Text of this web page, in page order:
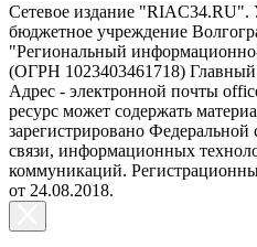
Сетевое издание "RIAC34.RU".
бюджетное учреждение
"Региональный
(ОГРН 1023403461718) Главный
Адрес - электронной почты
ресурс может содержать
зарегистрировано
связи, информационных
коммуникаций.
от 24.08.2018.